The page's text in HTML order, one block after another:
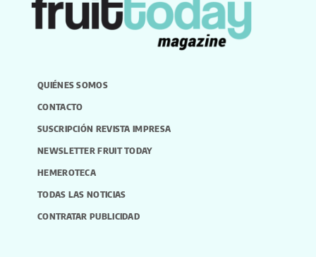
QUIÉNES SOMOS
CONTACTO
SUSCRIPCIÓN REVISTA IMPRESA
NEWSLETTER FRUIT TODAY
HEMEROTECA
TODAS LAS NOTICIAS
CONTRATAR PUBLICIDAD